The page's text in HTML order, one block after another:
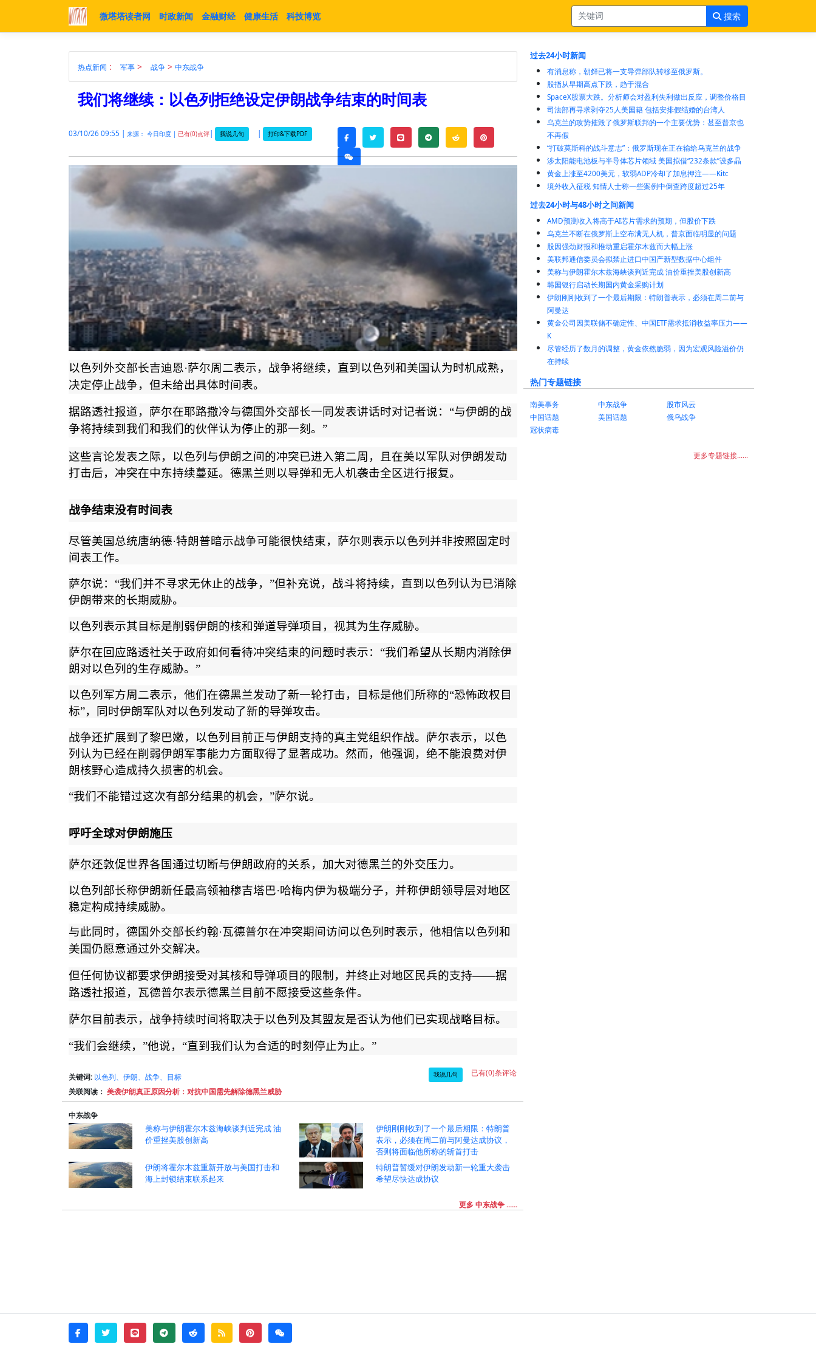
微塔塔读者网 时政新闻 金融财经 健康生活 科技博览 搜索
热点新闻 : 军事> 战争 > 中东战争
我们将继续：以色列拒绝设定伊朗战争结束的时间表
03/10/26 09:55 | 来源： 今日印度 | 已有(0)点评| 我说几句 | 打印&下载PDF facebooktwitterline telegramreddit pinterest
weixin
以色列外交部长吉迪恩·萨尔周二表示，战争将继续，直到以色列和美国认为时机成熟，
决定停止战争，但未给出具体时间表。
据路透社报道，萨尔在耶路撒冷与德国外交部长一同发表讲话时对记者说： “与伊朗的战
争将持续到我们和我们的伙伴认为停止的那一刻。 ”
这些言论发表之际，以色列与伊朗之间的冲突已进入第二周，且在美以军队对伊朗发动
打击后，冲突在中东持续蔓延。德黑兰则以导弹和无人机袭击全区进行报复。
战争结束没有时间表
尽管美国总统唐纳德·特朗普暗示战争可能很快结束，萨尔则表示以色列并非按照固定时
间表工作。
萨尔说： “我们并不寻求无休止的战争， ”但补充说，战斗将持续，直到以色列认为已消除
伊朗带来的长期威胁。
以色列表示其目标是削弱伊朗的核和弹道导弹项目，视其为生存威胁。
萨尔在回应路透社关于政府如何看待冲突结束的问题时表示： “我们希望从长期内消除伊
朗对以色列的生存威胁。 ”
以色列军方周二表示，他们在德黑兰发动了新一轮打击，目标是他们所称的“恐怖政权目
标”，同时伊朗军队对以色列发动了新的导弹攻击。
战争还扩展到了黎巴嫩，以色列目前正与伊朗支持的真主党组织作战。萨尔表示，以色
列认为已经在削弱伊朗军事能力方面取得了显著成功。然而，他强调，绝不能浪费对伊
朗核野心造成持久损害的机会。
“我们不能错过这次有部分结果的机会， ”萨尔说。
呼吁全球对伊朗施压
萨尔还敦促世界各国通过切断与伊朗政府的关系，加大对德黑兰的外交压力。
以色列部长称伊朗新任最高领袖穆吉塔巴·哈梅内伊为极端分子，并称伊朗领导层对地区
稳定构成持续威胁。
与此同时，德国外交部长约翰·瓦德普尔在冲突期间访问以色列时表示，他相信以色列和
美国仍愿意通过外交解决。
但任何协议都要求伊朗接受对其核和导弹项目的限制，并终止对地区民兵的支持——据
路透社报道，瓦德普尔表示德黑兰目前不愿接受这些条件。
萨尔目前表示，战争持续时间将取决于以色列及其盟友是否认为他们已实现战略目标。
“我们会继续， ”他说， “直到我们认为合适的时刻停止为止。 ”
关键词: 以色列、伊朗、战争、目标 我说几句 已有(0)条评论
关联阅读： 美袭伊朗真正原因分析：对抗中国需先解除德黑兰威胁
中东战争
美称与伊朗霍尔木兹海峡谈判近完成 油
价重挫美股创新高
伊朗刚刚收到了一个最后期限：特朗普
表示，必须在周二前与阿曼达成协议，
否则将面临他所称的斩首打击
伊朗将霍尔木兹重新开放与美国打击和
海上封锁结束联系起来
特朗普暂缓对伊朗发动新一轮重大袭击
希望尽快达成协议
更多 中东战争 ......
过去24小时新闻
有消息称，朝鲜已将一支导弹部队转移至俄罗斯。
股指从早期高点下跌，趋于混合
SpaceX股票大跌。分析师会对盈利失利做出反应，调整价格目
司法部再寻求剥夺25人美国籍 包括安排假结婚的台湾人
乌克兰的攻势摧毁了俄罗斯联邦的一个主要优势：甚至普京也
不再假
“打破莫斯科的战斗意志”：俄罗斯现在正在输给乌克兰的战争
涉太阳能电池板与半导体芯片领域 美国拟借“232条款”设多晶
黄金上涨至4200美元，软弱ADP冷却了加息押注——Kitc
境外收入征税 知情人士称一些案例中倒查跨度超过25年
过去24小时与48小时之间新闻
AMD预测收入将高于AI芯片需求的预期，但股价下跌
乌克兰不断在俄罗斯上空布满无人机，普京面临明显的问题
股因强劲财报和推动重启霍尔木兹而大幅上涨
美联邦通信委员会拟禁止进口中国产新型数据中心组件
美称与伊朗霍尔木兹海峡谈判近完成 油价重挫美股创新高
韩国银行启动长期国内黄金采购计划
伊朗刚刚收到了一个最后期限：特朗普表示，必须在周二前与
阿曼达
黄金公司因美联储不确定性、中国ETF需求抵消收益率压力——
K
尽管经历了数月的调整，黄金依然脆弱，因为宏观风险溢价仍
在持续
热门专题链接
南美事务 中东战争
股市风云
中国话题
美国话题
俄乌战争
冠状病毒
更多专题链接......
facebook
twitter line telegramreddit rss pinterestweixin